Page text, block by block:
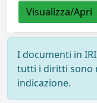
Visualizza/Apri
I documenti in
tutti i diritti sono
indicazione.